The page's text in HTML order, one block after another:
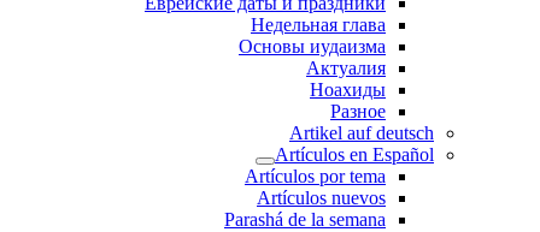
Недельная глава
Основы иудаизма
Актуалия
Ноахиды
Разное
Artikel auf deutsch
Artículos en Español
Artículos por tema
Artículos nuevos
Parashá de la semana